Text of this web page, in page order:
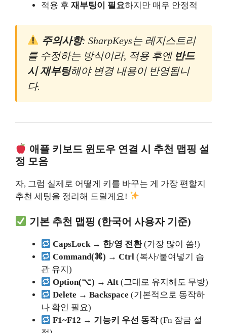
적용 후 재부팅이 필요하지만 매우 안정적
주의사항: SharpKeys는 레지스트리
를 수정하는 방식이라, 적용 후엔 반드
시 재부팅해야 변경 내용이 반영됩니
다.
애플 키보드 윈도우 연결 시 추천 맵핑 설
정 모음
자, 그럼 실제로 어떻게 키를 바꾸는 게 가장 편할지
추천 세팅을 정리해 드릴게요!
기본 추천 맵핑 (한국어 사용자 기준)
CapsLock → 한/영 전환(가장 많이 씀!)
Command(⌘) → Ctrl (복사/붙여넣기 습
관 유지)
Option(⌥) → Alt (그대로 유지해도 무방)
Delete → Backspace (기본적으로 동작하
나 확인 필요)
F1~F12 → 기능키 우선 동작(Fn 잠금 설